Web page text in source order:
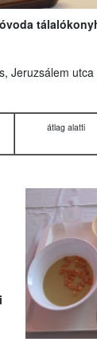
Jeruzsálem utca
átlag alatti